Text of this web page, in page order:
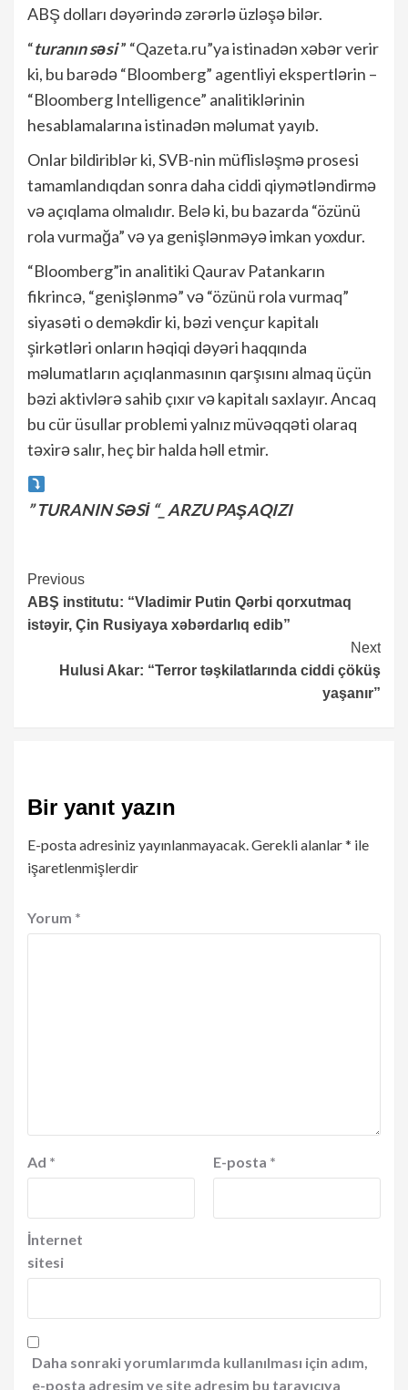
ABŞ dolları dəyərində zərərlə üzləşə bilər.
“turanın səsi” “Qazeta.ru”ya istinadən xəbər verir
ki, bu barədə “Bloomberg” agentliyi ekspertlərin –
“Bloomberg Intelligence” analitiklərinin
hesablamalarına istinadən məlumat yayıb.
Onlar bildiriblər ki, SVB-nin müflisləşmə prosesi
tamamlandıqdan sonra daha ciddi qiymətləndirmə
və açıqlama olmalıdır. Belə ki, bu bazarda “özünü
rola vurmağa” və ya genişlənməyə imkan yoxdur.
“Bloomberg”in analitiki Qaurav Patankarın
fikrincə, “genişlənmə” və “özünü rola vurmaq”
siyasəti o deməkdir ki, bəzi vençur kapitalı
şirkətləri onların həqiqi dəyəri haqqında
məlumatların açıqlanmasının qarşısını almaq üçün
bəzi aktivlərə sahib çıxır və kapitalı saxlayır. Ancaq
bu cür üsullar problemi yalnız müvəqqəti olaraq
təxirə salır, heç bir halda həll etmir.
” TURANIN SƏSİ “_ ARZU PAŞAQIZI
Continue
Reading
Previous
ABŞ institutu: “Vladimir Putin Qərbi qorxutmaq
istəyir, Çin Rusiyaya xəbərdarlıq edib”
Next
Hulusi Akar: “Terror təşkilatlarında ciddi çöküş
yaşanır”
Bir yanıt yazın
E-posta adresiniz yayınlanmayacak.Gerekli alanlar* ile
işaretlenmişlerdir
Yorum *
Ad * E-posta *
İnternet
sitesi
Daha sonraki yorumlarımda kullanılması için adım,
e-posta adresim ve site adresim bu tarayıcıya